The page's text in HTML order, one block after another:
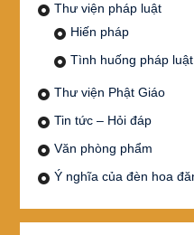
Thư viện pháp luật
Hiến pháp
Tình huống pháp luật
Thư viện Phật Giáo
Tin tức – Hỏi đáp
Văn phòng phẩm
Ý nghĩa của đèn hoa